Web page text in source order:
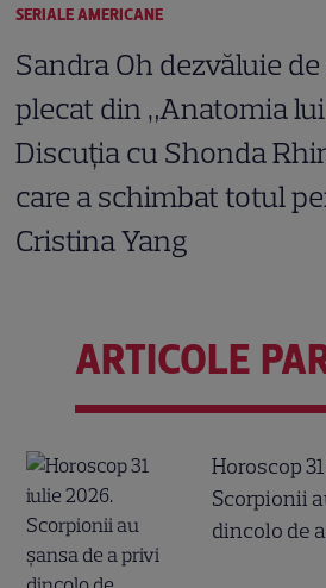
SERIALE AMERICANE
Sandra Oh dezvăluie de
plecat din „Anatomia lui
Discuția cu Shonda
care a schimbat totul
Cristina Yang
ARTICOLE
Horoscop
Scorpionii
dincolo de